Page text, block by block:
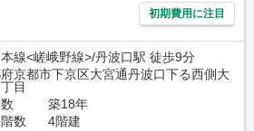
初期費用に注目
線<嵯峨野線>/丹波口駅 徒歩9分
京都市下京区大宮通丹波口下る西側大
目
築18年
数
4階建